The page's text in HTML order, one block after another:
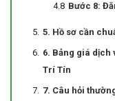
Bước 8:
5. Hồ sơ cần
6. Bảng giá dịch
Trí Tín
7. Câu hỏi